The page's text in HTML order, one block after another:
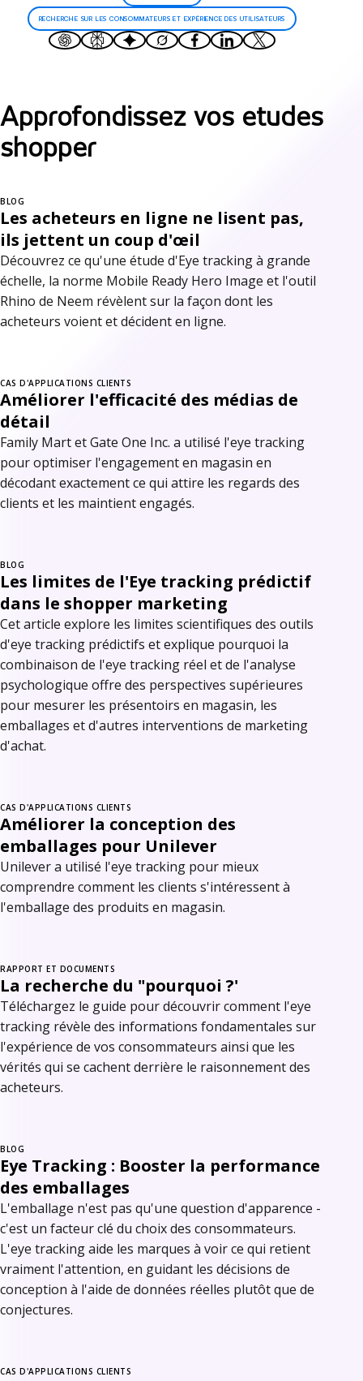
RECHERCHE SUR LES CONSOMMATEURS ET EXPÉRIENCE DES UTILISATEURS
Approfondissez vos etudes
shopper
BLOG
Les acheteurs en ligne ne lisent pas,
ils jettent un coup d'œil
Découvrez ce qu'une étude d'Eye tracking à grande
échelle, la norme Mobile Ready Hero Image et l'outil
Rhino de Neem révèlent sur la façon dont les
acheteurs voient et décident en ligne.
CAS D'APPLICATIONS CLIENTS
Améliorer l'efficacité des médias de
détail
Family Mart et Gate One Inc. a utilisé l'eye tracking
pour optimiser l'engagement en magasin en
décodant exactement ce qui attire les regards des
clients et les maintient engagés.
BLOG
Les limites de l'Eye tracking prédictif
dans le shopper marketing
Cet article explore les limites scientifiques des outils
d'eye tracking prédictifs et explique pourquoi la
combinaison de l'eye tracking réel et de l'analyse
psychologique offre des perspectives supérieures
pour mesurer les présentoirs en magasin, les
emballages et d'autres interventions de marketing
d'achat.
CAS D'APPLICATIONS CLIENTS
Améliorer la conception des
emballages pour Unilever
Unilever a utilisé l'eye tracking pour mieux
comprendre comment les clients s'intéressent à
l'emballage des produits en magasin.
RAPPORT ET DOCUMENTS
La recherche du "pourquoi ?'
Téléchargez le guide pour découvrir comment l'eye
tracking révèle des informations fondamentales sur
l'expérience de vos consommateurs ainsi que les
vérités qui se cachent derrière le raisonnement des
acheteurs.
BLOG
Eye Tracking : Booster la performance
des emballages
L'emballage n'est pas qu'une question d'apparence -
c'est un facteur clé du choix des consommateurs.
L'eye tracking aide les marques à voir ce qui retient
vraiment l'attention, en guidant les décisions de
conception à l'aide de données réelles plutôt que de
conjectures.
CAS D'APPLICATIONS CLIENTS